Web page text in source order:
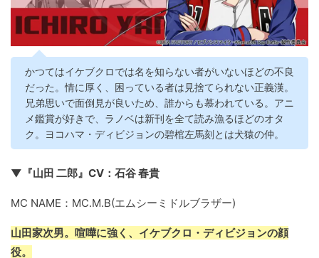
かつてはイケブクロでは名を知らない者がいないほどの不良
だった。情に厚く、困っている者は見捨てられない正義漢。
兄弟思いで面倒見が良いため、誰からも慕われている。アニ
メ鑑賞が好きで、ラノベは新刊を全て読み漁るほどのオタ
ク。ヨコハマ・ディビジョンの碧棺左馬刻とは犬猿の仲。
▼『山田 二郎』CV：石谷 春貴
MC NAME：MC.M.B(エムシーミドルブラザー)
山田家次男。喧嘩に強く、イケブクロ・ディビジョンの顔
役。